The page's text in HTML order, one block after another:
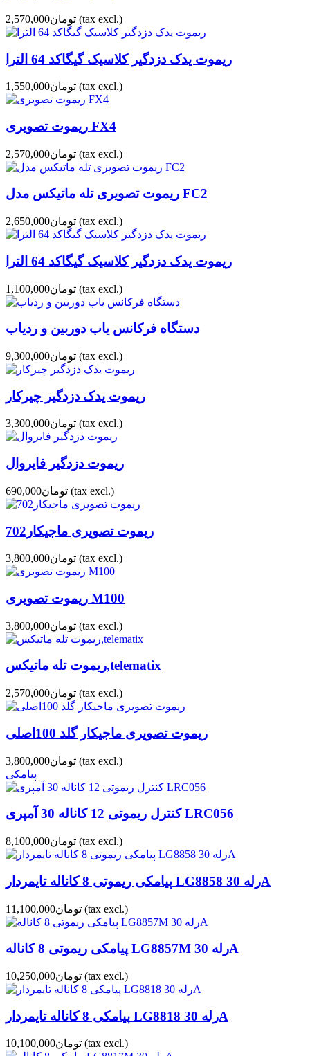
تومان2,570,000 (tax excl.)
ریموت یدک دزدگیر کلاسیک گیگاکد 64 الترا
تومان1,550,000 (tax excl.)
ریموت تصویری FX4
تومان2,570,000 (tax excl.)
ریموت تصویری تله ماتیکس مدل FC2
تومان2,650,000 (tax excl.)
ریموت یدک دزدگیر کلاسیک گیگاکد 64 الترا
تومان1,100,000 (tax excl.)
دستگاه فرکانس یاب دوربین و ردیاب
تومان9,300,000 (tax excl.)
ریموت یدک دزدگیر چیرکار
تومان3,300,000 (tax excl.)
ریموت دزدگیر فایروال
تومان690,000 (tax excl.)
ریموت تصویری ماجیکار702
تومان3,800,000 (tax excl.)
ریموت تصویری M100
تومان3,800,000 (tax excl.)
ریموت تله ماتیکس,telematix
تومان2,570,000 (tax excl.)
ریموت تصویری ماجیکار گلد 100اصلی
تومان3,800,000 (tax excl.)
پیامکی
کنترل ریموتی 12 کاناله 30 آمپری LRC056
تومان8,100,000 (tax excl.)
پیامکی ریموتی 8 کاناله تایمردار LG8858 رله 30A
تومان11,100,000 (tax excl.)
پیامکی ریموتی 8 کاناله LG8857M رله 30A
تومان10,250,000 (tax excl.)
پیامکی 8 کاناله تایمردار LG8818 رله 30A
تومان10,100,000 (tax excl.)